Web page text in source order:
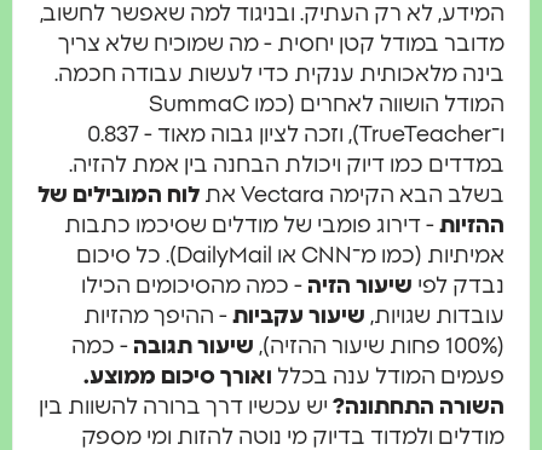
המידע, לא רק העתיק. ובניגוד למה שאפשר לחשוב,
מדובר במודל קטן יחסית - מה שמוכיח שלא צריך
בינה מלאכותית ענקית כדי לעשות עבודה חכמה.
המודל הושווה לאחרים (כמו SummaC
ו־TrueTeacher), וזכה לציון גבוה מאוד - 0.837
במדדים כמו דיוק ויכולת הבחנה בין אמת להזיה.
בשלב הבא הקימה Vectara את
לוח המובילים של
ההזיות- דירוג פומבי של מודלים שסיכמו כתבות
אמיתיות (כמו מ־CNN או DailyMail). כל סיכום
נבדק לפישיעור הזיה- כמה מהסיכומים הכילו
עובדות שגויות,שיעור עקביות- ההיפך מהזיות
שיעור תגובה- כמה
פעמים המודל ענה בכללואורך סיכום ממוצע.
השורה התחתונה?יש עכשיו דרך ברורה להשוות בין
מודלים ולמדוד בדיוק מי נוטה להזות ומי מספק